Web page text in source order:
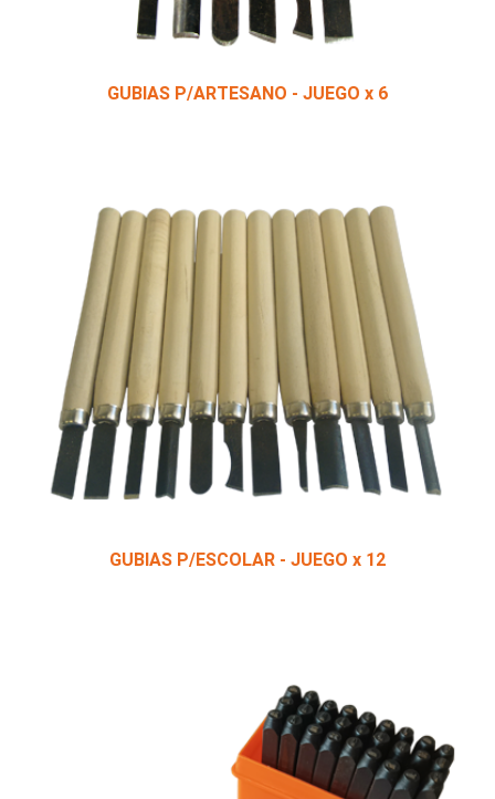
GUBIAS P/ARTESANO - JUEGO x 6
GUBIAS P/ESCOLAR - JUEGO x 12